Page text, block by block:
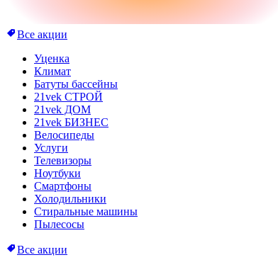
Все акции
Уценка
Климат
Батуты бассейны
21vek СТРОЙ
21vek ДОМ
21vek БИЗНЕС
Велосипеды
Услуги
Телевизоры
Ноутбуки
Смартфоны
Холодильники
Стиральные машины
Пылесосы
Все акции